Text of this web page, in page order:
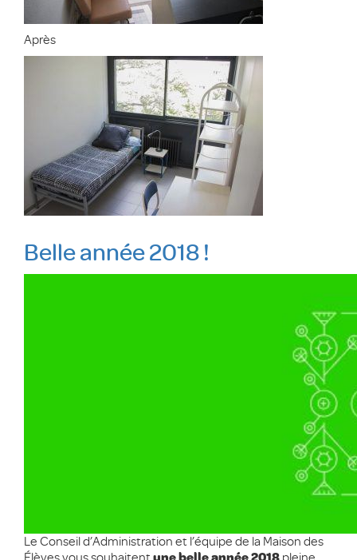
Après
Belle année 2018 !
Le Conseil d’Administration et l’équipe de la Maison des